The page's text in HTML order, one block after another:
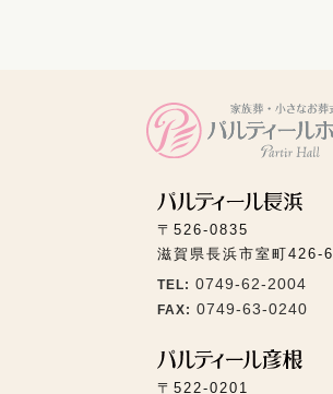
〒526-0835
滋賀県長浜市室町426-6
TEL: 0749-62-2004
FAX: 0749-63-0240
〒522-0201